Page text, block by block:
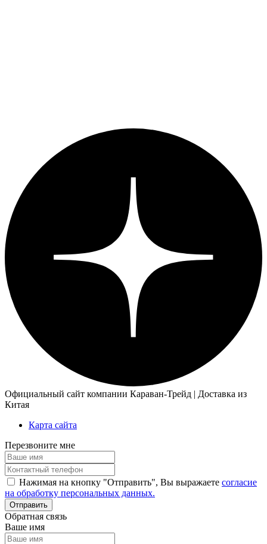
Официальный сайт компании Караван-Трейд | Доставка из
Китая
Карта сайта
Перезвоните мне
Нажимая на кнопку "Отправить", Вы выражаете согласие
на обработку персональных данных.
Обратная связь
Ваше имя